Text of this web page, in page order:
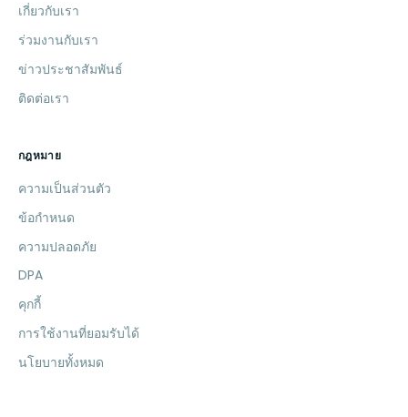
เกี่ยวกับเรา
ร่วมงานกับเรา
ข่าวประชาสัมพันธ์
ติดต่อเรา
กฎหมาย
ความเป็นส่วนตัว
ข้อกำหนด
ความปลอดภัย
DPA
คุกกี้
การใช้งานที่ยอมรับได้
นโยบายทั้งหมด